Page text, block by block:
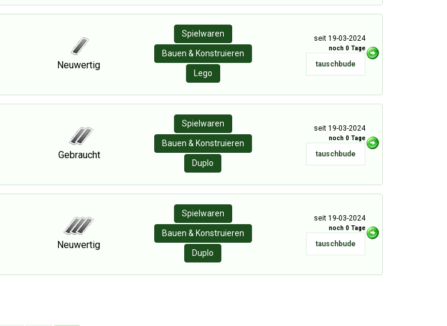
Neuwertig
Spielwaren
Bauen & Konstruieren
Lego
seit 19-03-2024
noch 0 Tage
tauschbude
Gebraucht
Spielwaren
Bauen & Konstruieren
Duplo
seit 19-03-2024
noch 0 Tage
tauschbude
Neuwertig
Spielwaren
Bauen & Konstruieren
Duplo
seit 19-03-2024
noch 0 Tage
tauschbude